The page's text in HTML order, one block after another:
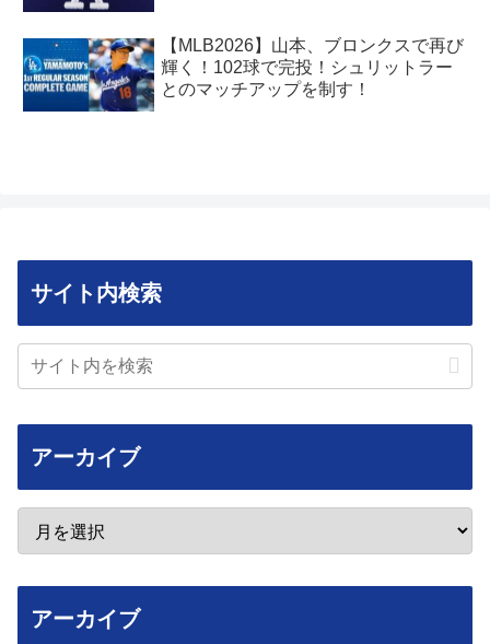
【MLB2026】山本、ブロンクスで再び
輝く！102球で完投！シュリットラー
とのマッチアップを制す！
サイト内検索
アーカイブ
アーカイブ